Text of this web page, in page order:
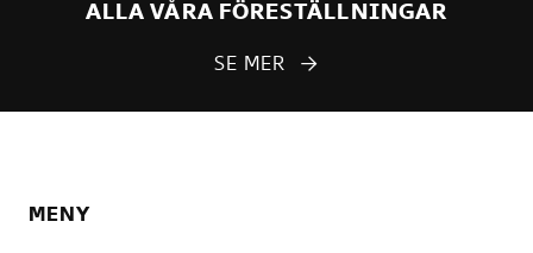
ALLA VÅRA FÖRESTÄLLNINGAR
SE MER 
MENY